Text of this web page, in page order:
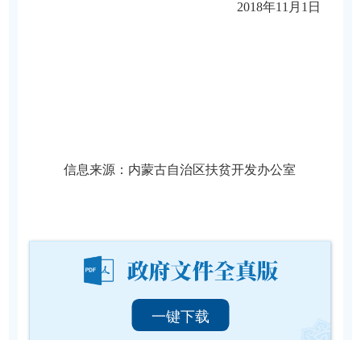
2018年11月1日
信息来源： ​内蒙古自治区扶贫开发办公室
一键下载